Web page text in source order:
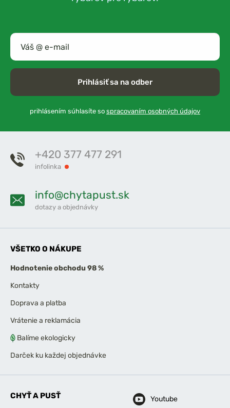
Prihlásiť sa na odber
prihlásením súhlasíte so spracovaním osobných údajov
+420 377 477 291
infolinka
info@chytapust.sk
dotazy a objednávky
VŠETKO O NÁKUPE
Hodnotenie obchodu 98 %
Kontakty
Doprava a platba
Vrátenie a reklamácia
Balíme ekologicky
Darček ku každej objednávke
CHYŤ A PUSŤ
Youtube